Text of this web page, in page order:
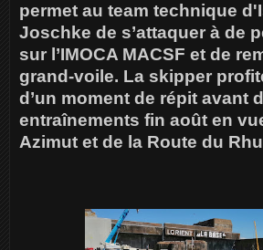
permet au team technique
Joschke de s’attaquer à de
sur l’IMOCA MACSF et de
grand-voile. La skipper
d’un moment de répit avant
entraînements fin août en
Azimut et de la Route du